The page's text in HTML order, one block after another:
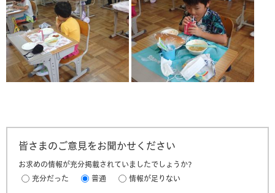
皆さまのご意見をお聞かせください
お求めの情報が充分掲載されていましたでしょうか?
充分だった
普通 情報が足りない